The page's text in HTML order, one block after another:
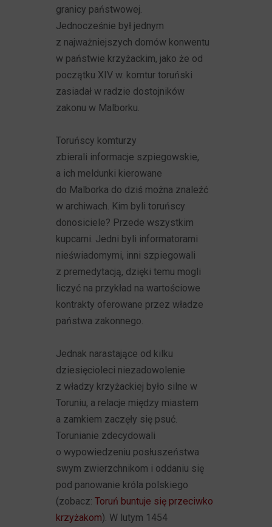
granicy państwowej.
Jednocześnie był jednym
z najważniejszych domów konwentu
w państwie krzyżackim, jako że od
początku XIV w. komtur toruński
zasiadał w radzie dostojników
zakonu w Malborku.
Toruńscy komturzy
zbierali informacje szpiegowskie,
a ich meldunki kierowane
do Malborka do dziś można znaleźć
w archiwach. Kim byli toruńscy
donosiciele? Przede wszystkim
kupcami. Jedni byli informatorami
nieświadomymi, inni szpiegowali
z premedytacją, dzięki temu mogli
liczyć na przykład na wartościowe
kontrakty oferowane przez władze
państwa zakonnego.
Jednak narastające od kilku
dziesięcioleci niezadowolenie
z władzy krzyżackiej było silne w
Toruniu, a relacje między miastem
a zamkiem zaczęły się psuć.
Torunianie zdecydowali
o wypowiedzeniu posłuszeństwa
swym zwierzchnikom i oddaniu się
pod panowanie króla polskiego
(zobacz:Toruń buntuje się przeciwko
krzyżakom). W lutym 1454